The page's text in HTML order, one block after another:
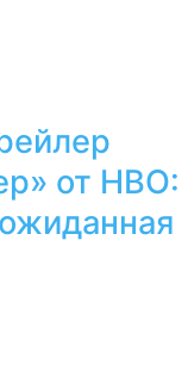
от HBO: